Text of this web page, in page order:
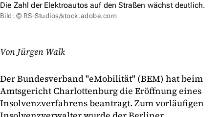
Die Zahl der Elektroautos auf den Straßen wächst deutlich.
Bild: © RS-Studios/stock.adobe.com
Von Jürgen Walk
Der Bundesverband "eMobilität" (BEM) hat beim
Amtsgericht Charlottenburg die Eröffnung eines
Insolvenzverfahrens beantragt. Zum vorläufigen